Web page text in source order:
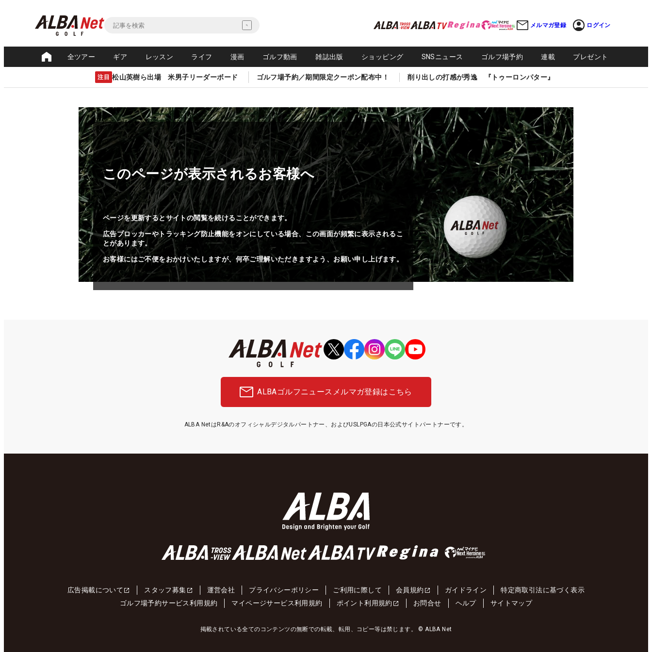
メルマガ登録 ログイン
全ツアー ギア レッスン ライフ 漫画 ゴルフ動画 雑誌出版 ショッピング SNSニュース ゴルフ場予約 連載 プレゼント
注目 松山英樹ら出場 米男子リーダーボード ゴルフ場予約／期間限定クーポン配布中！ 削り出しの打感が秀逸 『トゥーロンパター』
このページが表示されるお客様へ
ページを更新するとサイトの閲覧を続けることができます。
広告ブロッカーやトラッキング防止機能をオンにしている場合、この画面が頻繁に表示されるこ
とがあります。
お客様にはご不便をおかけいたしますが、何卒ご理解いただきますよう、お願い申し上げます。
ALBAゴルフニュース メルマガ登録はこちら
ALBA NetはR&Aのオフィシャルデジタルパートナー、およびUSLPGAの日本公式サイトパートナーです。
広告掲載について スタッフ募集 運営会社 プライバシーポリシー ご利用に際して 会員規約 ガイドライン
特定商取引法に基づく表示
ゴルフ場予約サービス利用規約
マイページサービス利用規約 ポイント利用規約 お問合せ ヘルプ サイトマップ
掲載されている全てのコンテンツの無断での転載、転用、コピー等は禁じます。 © ALBA Net